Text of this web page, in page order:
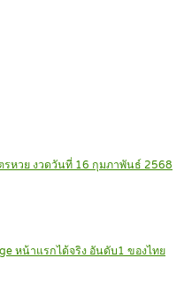
รหวย งวดวันที่ 16 กุมภาพันธ์ 2568
หน้าแรกได้จริง อันดับ1 ของไทย